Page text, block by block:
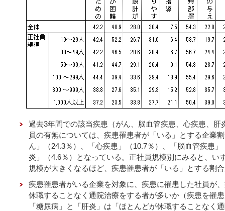
過去3年間での該当疾患（がん、脳血管疾患、心疾患、
員の有無については、疾患罹患者が「いる」とする企業
ん」（24.3％）、「心疾患」（10.7％）、「脳血管疾患
炎」（4.6％）となっている。正社員規模別にみると、い
規模が大きくなるほど、疾患罹患者が「いる」とする割
疾患罹患者がいる企業を対象に、疾患に罹患した社員が
休職することなく通院治療をする者が多いか（疾患を罹
「糖尿病」と「肝炎」は「ほとんどが休職することなく